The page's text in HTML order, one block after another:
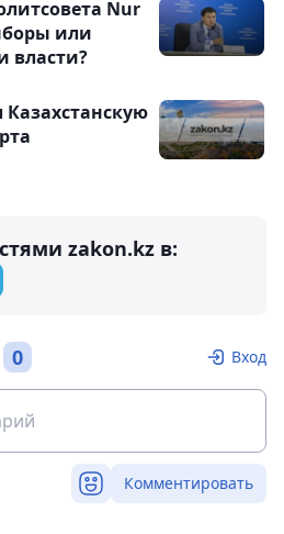
Nur
или
власти?
Казахстанскую
zakon.kz в:
0 Вход
Комментировать